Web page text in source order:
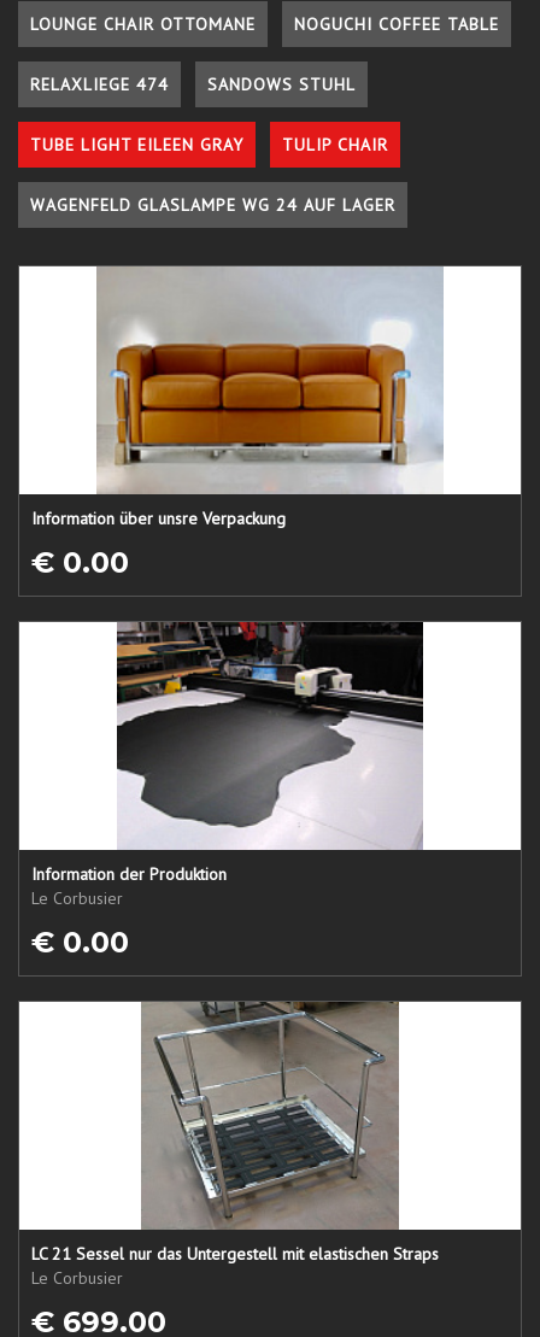
LOUNGE CHAIR OTTOMANE NOGUCHI COFFEE TABLE
RELAXLIEGE 474 SANDOWS STUHL
TUBE LIGHT EILEEN GRAY TULIP CHAIR
WAGENFELD GLASLAMPE WG 24 AUF LAGER
Information über unsre Verpackung
€ 0.00
Information der Produktion
Le Corbusier
€ 0.00
LC 21 Sessel nur das Untergestell mit elastischen Straps
Le Corbusier
€ 699.00